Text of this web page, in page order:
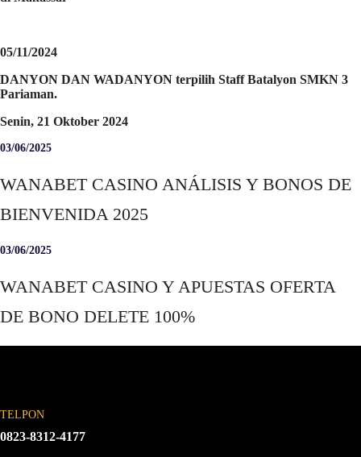
05/11/2024
DANYON DAN WADANYON terpilih Staff Batalyon SMKN 3
Pariaman.
Senin, 21 Oktober 2024
03/06/2025
WANABET CASINO ANÁLISIS Y BONOS DE
BIENVENIDA 2025
03/06/2025
WANABET CASINO Y APUESTAS OFERTA
DE BONO DELETE 100%
TELPON
0823-8312-4177